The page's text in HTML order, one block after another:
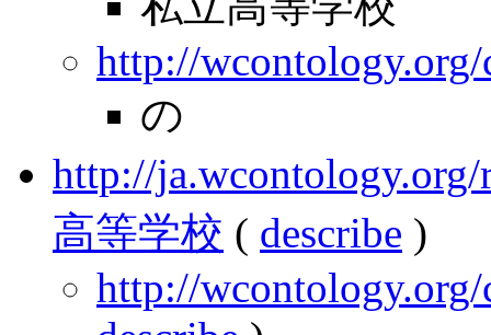
http://wcontology.org/
の
http://
高等学校 ( describe )
http://